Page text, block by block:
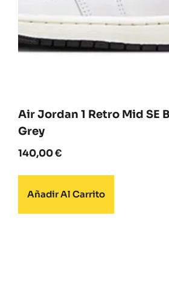
Air Jordan 1 Retro Mid SE
Grey
140,00€
Añadir Al Carrito